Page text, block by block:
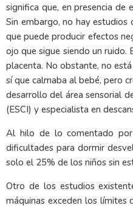
significa que, en presencia
Sin embargo, no hay estudios
que puede producir efectos
ojo que sigue siendo un ruido.
placenta. No obstante, no
sí que calmaba al bebé, pero
desarrollo del área sensorial
(ESCI) y especialista en
Al hilo de lo comentado por
dificultades para dormir
solo el 25% de los niños sin
Otro de los estudios
máquinas exceden los límites